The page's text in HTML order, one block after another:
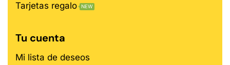
Tarjetas regalo
NEW
Tu cuenta
Mi lista de deseos